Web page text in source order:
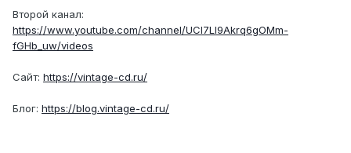
Второй канал:
https://www.youtube.com/channel/UCl7Ll9Akrq6gOMm-
fGHb_uw/videos
Сайт: https://vintage-cd.ru/
Блог: https://blog.vintage-cd.ru/